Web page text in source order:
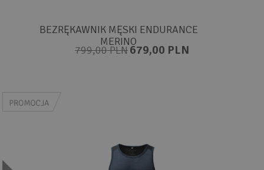
BEZRĘKAWNIK MĘSKI ENDURANCE
MERINO
799,00 PLN679,00 PLN